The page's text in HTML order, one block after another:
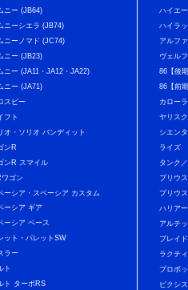
ニー (JB64)
ニーシエラ (JB74)
ニーノマド (JC74)
ニー (JB23)
ニー (JA11・JA12・JA22)
ニー (JA71)
スビー
フト
オ・ソリオ バンディット
ンR
ンR スマイル
ワゴン
ーシア・スペーシア カスタム
ーシア ギア
ーシア ベース
ット・パレットSW
ラー
ト
ト ターボRS
ハイエ
ハイラ
アルフ
ヴェル
86【後
86【前
カロー
ヤリス
シエンタ
ライズ
タンク
プリウス
プリウ
ハリアー
アルテ
ブレイド
ラクテ
プロボ
ピクシ